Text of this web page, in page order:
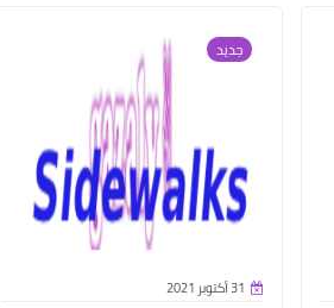
جديد
31 أكتوبر 2021